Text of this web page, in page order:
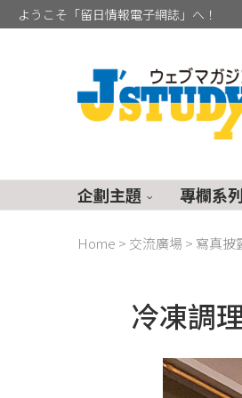
ようこそ「留日情報電子網誌」へ！
企劃主題 專欄系列
Home > 交流廣場 > 寫真披
冷凍調